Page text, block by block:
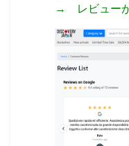
→ レビューが